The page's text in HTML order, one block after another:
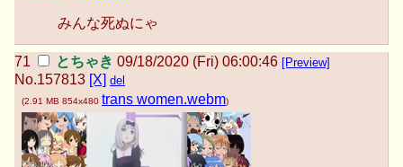
みんな死ぬにゃ
とちゃき 09/18/2020 (Fri) 06:00:46 [Preview]
No.157813 [X] del
(2.91 MB 854x480 trans women.webm)